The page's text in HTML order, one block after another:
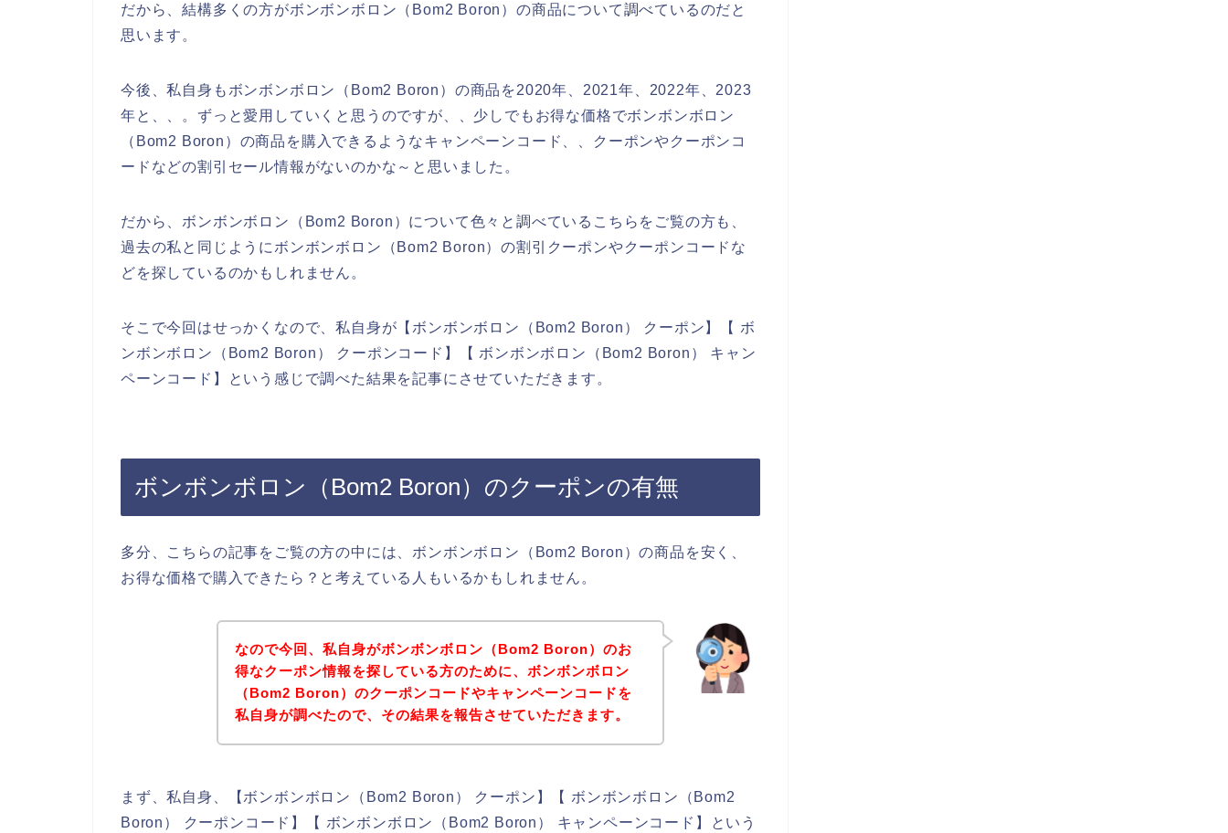
だから、結構多くの方がボンボンボロン（Bom2 Boron）の商品について調べているのだと
思います。
今後、私自身もボンボンボロン（Bom2 Boron）の商品を2020年、2021年、2022年、2023
年と、、。ずっと愛用していくと思うのですが、、少しでもお得な価格でボンボンボロン
（Bom2 Boron）の商品を購入できるようなキャンペーンコード、、クーポンやクーポンコ
ードなどの割引セール情報がないのかな～と思いました。
だから、ボンボンボロン（Bom2 Boron）について色々と調べているこちらをご覧の方も、
過去の私と同じようにボンボンボロン（Bom2 Boron）の割引クーポンやクーポンコードな
どを探しているのかもしれません。
そこで今回はせっかくなので、私自身が【ボンボンボロン（Bom2 Boron） クーポン】【 ボ
ンボンボロン（Bom2 Boron） クーポンコード】【 ボンボンボロン（Bom2 Boron） キャン
ペーンコード】という感じで調べた結果を記事にさせていただきます。
ボンボンボロン（Bom2 Boron）のクーポンの有無
多分、こちらの記事をご覧の方の中には、ボンボンボロン（Bom2 Boron）の商品を安く、
お得な価格で購入できたら？と考えている人もいるかもしれません。
なので今回、私自身がボンボンボロン（Bom2 Boron）のお
得なクーポン情報を探している方のために、ボンボンボロン
（Bom2 Boron）のクーポンコードやキャンペーンコードを
私自身が調べたので、その結果を報告させていただきます。
まず、私自身、【ボンボンボロン（Bom2 Boron） クーポン】【 ボンボンボロン（Bom2
Boron） クーポンコード】【 ボンボンボロン（Bom2 Boron） キャンペーンコード】という